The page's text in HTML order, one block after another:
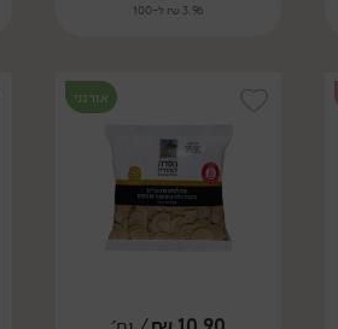
3.96 ₪ ל-100
אורגני